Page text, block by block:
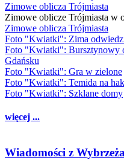
Zimowe oblicza Trójmiasta
Zimowe oblicze Trójmiasta w
Zimowe oblicza Trójmiasta
Foto "Kwiatki": Zima
Foto "Kwiatki": Bursztynowy
Gdańsku
Foto "Kwiatki": Gra w zielone
Foto "Kwiatki": Temida na
Foto "Kwiatki": Szklane domy
więcej ...
Wiadomości z